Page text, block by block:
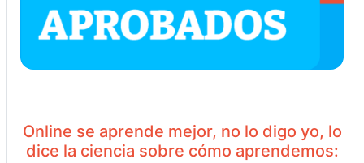
Online se aprende mejor, no lo digo yo, lo
dice la ciencia sobre cómo aprendemos: